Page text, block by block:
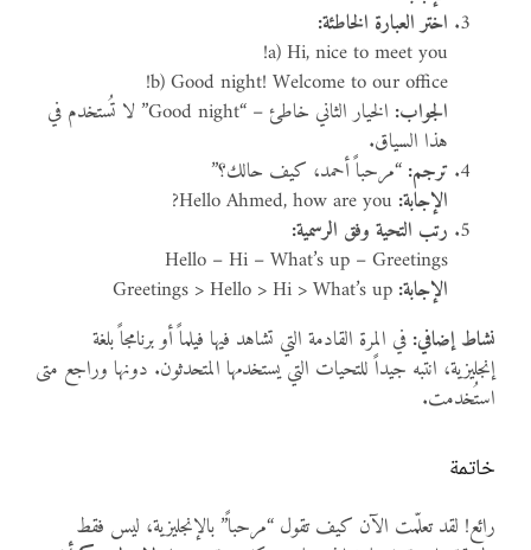
اختر العبارة الخاطئة:
a) Hi, nice to meet you!
b) Good night! Welcome to our office!
الجواب:
الخيار الثاني خاطئ – “Good night” لا تُستخدم في
هذا السياق.
ترجم: “مرحباً أحمد، كيف حالك؟”
الإجابة:
رتب التحية وفق الرسمية:
Hello – Hi – What’s up – Greetings
الإجابة:
نشاط إضافي: في المرة القادمة التي تشاهد فيها فيلماً أو برنامجاً بلغة
إنجليزية، انتبه جيداً للتحيات التي يستخدمها المتحدثون. دونها وراجع متى
استُخدمت.
خاتمة
رائع! لقد تعلّمت الآن كيف تقول “مرحباً” بالإنجليزية، ليس فقط